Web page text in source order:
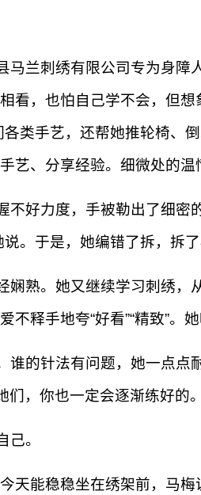
兰刺绣有限公司专为身障
看，也怕自己学不会，但
类手艺，还帮她推轮椅、
艺、分享经验。细微处的温
好力度，手被勒出了细
。于是，她编错了拆，拆
娴熟。她又继续学习刺绣
释手地夸“好看”“精致”。
谁的针法有问题，她一点
们，你也一定会逐渐练好的
。
天能稳稳坐在绣架前，马